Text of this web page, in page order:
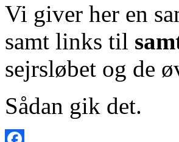
Vi giver her en
samt links til
sejrsløbet og de
Sådan gik det.